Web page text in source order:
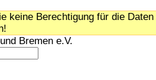
keine Berechtigung für die
Bremen e.V.